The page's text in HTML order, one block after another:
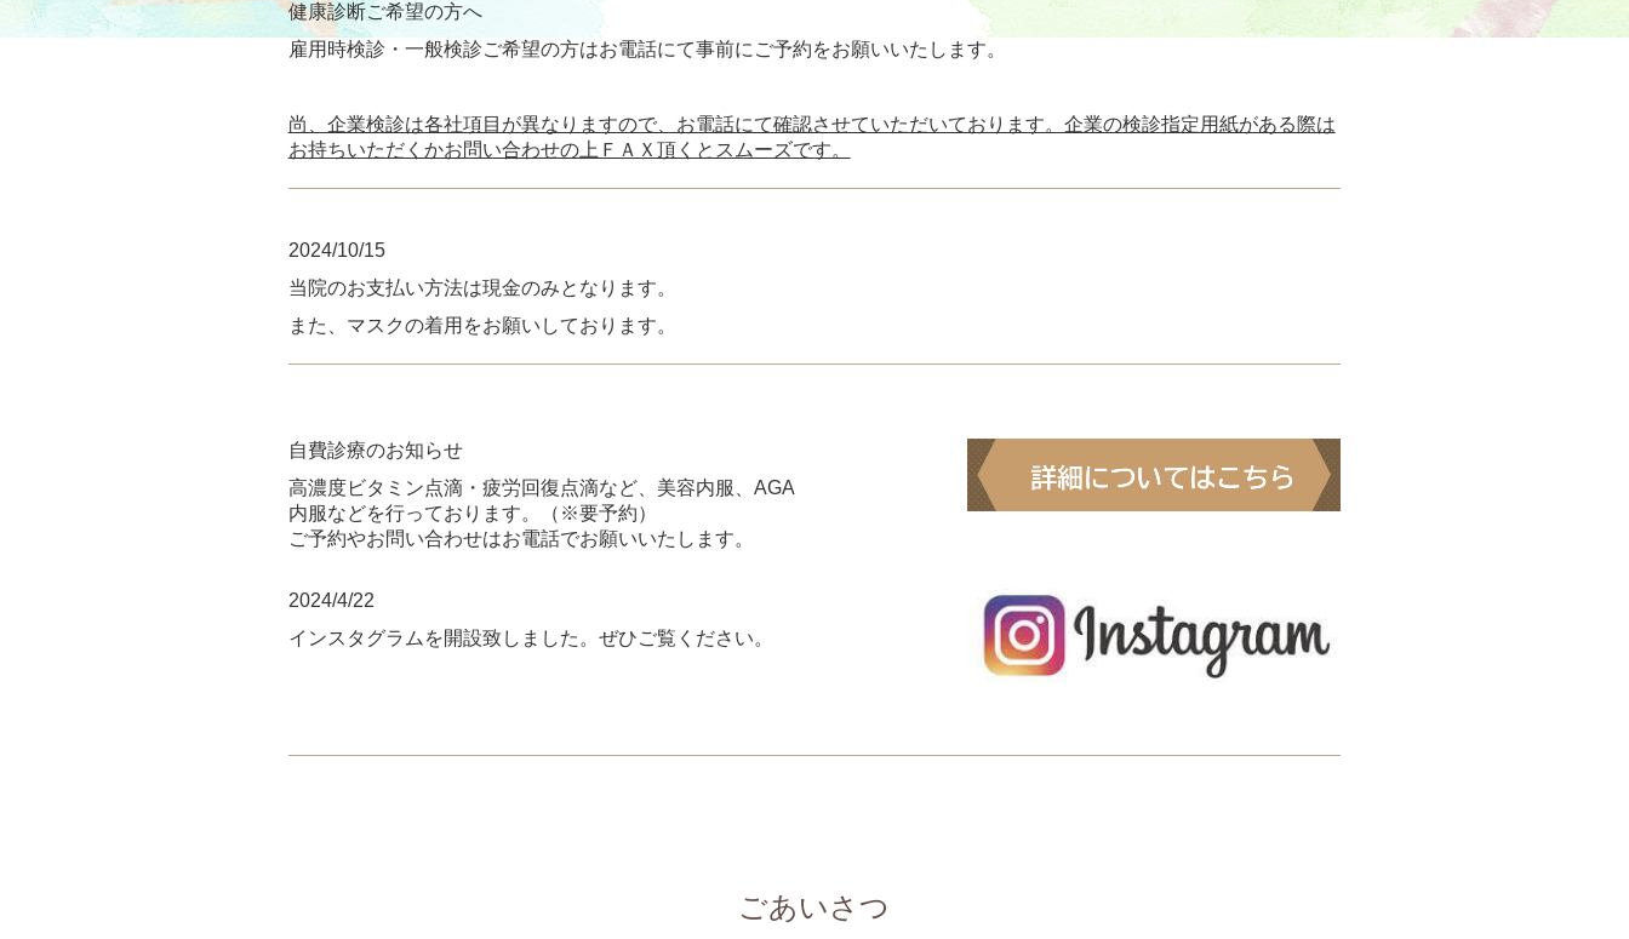
健康診断ご希望の方へ
雇用時検診・一般検診ご希望の方はお電話にて事前にご予約をお願いいたします。
尚、企業検診は各社項目が異なりますので、お電話にて確認させていただいております。企業の検診指定用紙がある際は
お持ちいただくかお問い合わせの上ＦＡＸ頂くとスムーズです。
2024/10/15
当院のお支払い方法は現金のみとなります。
また、マスクの着用をお願いしております。
自費診療のお知らせ
高濃度ビタミン点滴・疲労回復点滴など、美容内服、AGA
内服などを行っております。（※要予約）
ご予約やお問い合わせはお電話でお願いいたします。
2024/4/22
インスタグラムを開設致しました。ぜひご覧ください。
ごあいさつ